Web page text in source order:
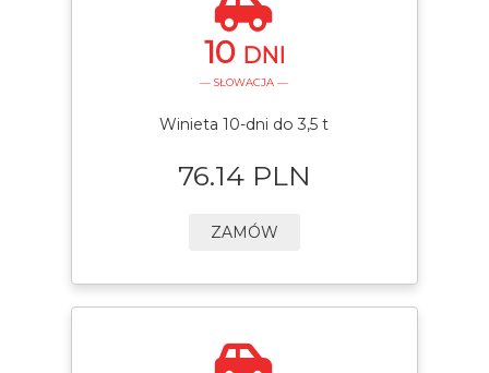
10 DNI
— SŁOWACJA —
Winieta 10-dni do 3,5 t
76.14 PLN
ZAMÓW